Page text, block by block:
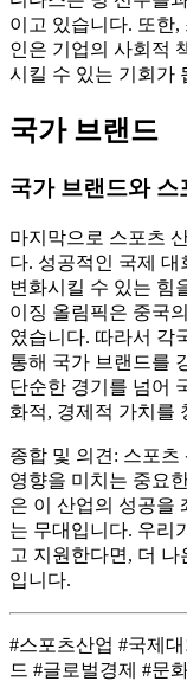
이고 있습니다. 또한,
인은 기업의 사회적
시킬 수 있는 기회가
국가 브랜드
국가 브랜드와
마지막으로 스포츠
다. 성공적인 국제
변화시킬 수 있는 힘
이징 올림픽은 중국
였습니다. 따라서 각
통해 국가 브랜드를
단순한 경기를 넘어
화적, 경제적 가치를
종합 및 의견: 스포츠
영향을 미치는 중요
은 이 산업의 성공을
는 무대입니다. 우리
고 지원한다면, 더
입니다.
#스포츠산업 #국제
드 #글로벌경제 #문